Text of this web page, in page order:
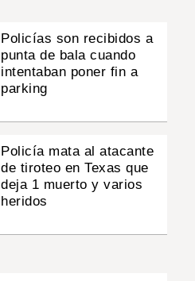
Policías son recibidos a
punta de bala cuando
intentaban poner fin a
parking
Policía mata al atacante
de tiroteo en Texas que
deja 1 muerto y varios
heridos